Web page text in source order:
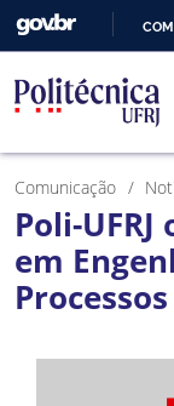
Comunicação
Poli-
em